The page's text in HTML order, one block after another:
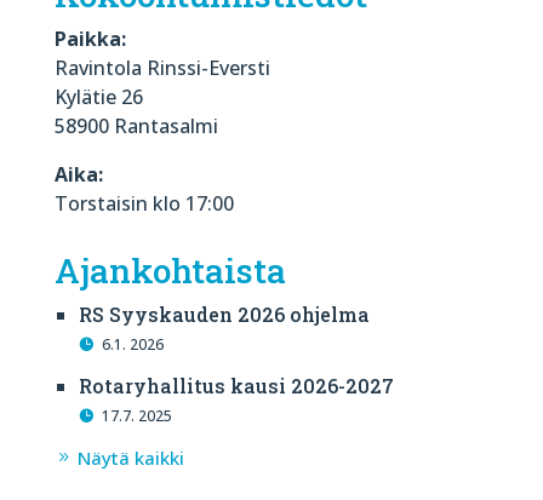
Paikka:
Ravintola Rinssi-Eversti
Kylätie 26
58900 Rantasalmi
Aika:
Torstaisin klo 17:00
Ajankohtaista
RS Syyskauden 2026 ohjelma
6.1. 2026
Rotaryhallitus kausi 2026-2027
17.7. 2025
Näytä kaikki